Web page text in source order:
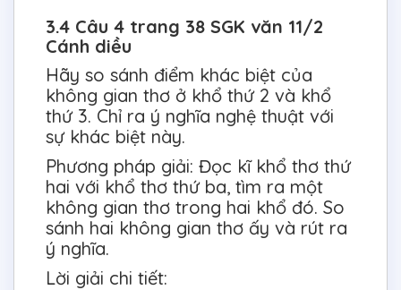
3.4 Câu 4 trang 38 SGK văn 11/2
Cánh diều
Hãy so sánh điểm khác biệt của
không gian thơ ở khổ thứ 2 và khổ
thứ 3. Chỉ ra ý nghĩa nghệ thuật với
sự khác biệt này.
Phương pháp giải: Đọc kĩ khổ thơ thứ
hai với khổ thơ thứ ba, tìm ra một
không gian thơ trong hai khổ đó. So
sánh hai không gian thơ ấy và rút ra
ý nghĩa.
Lời giải chi tiết: